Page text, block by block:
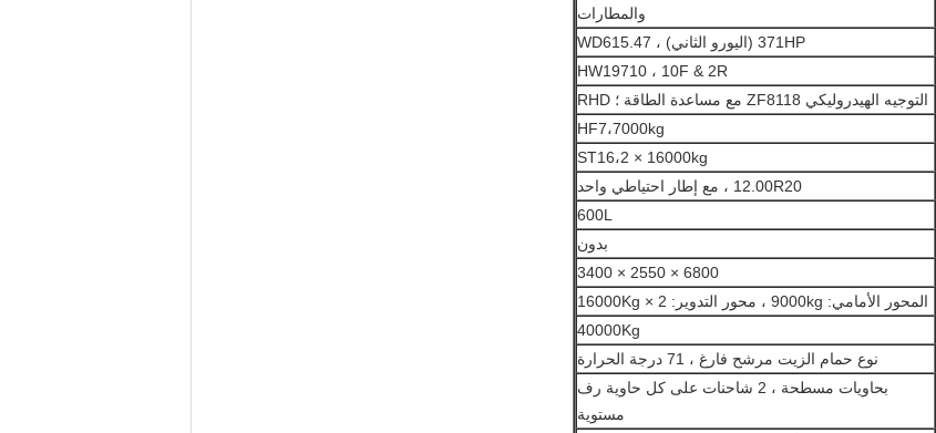
والمطارات
371HP (اليورو الثاني) ، WD615.47
HW19710 ، 10F & 2R
التوجيه الهيدروليكي ZF8118 مع مساعدة الطاقة ؛ RHD
HF7،7000kg
ST16،2 × 16000kg
12.00R20 ، مع إطار احتياطي واحد
600L
بدون
6800 × 2550 × 3400
المحور الأمامي: 9000kg ، محور التدوير: 16000Kg × 2
40000Kg
نوع حمام الزيت مرشح فارغ ، 71 درجة الحرارة
بحاويات مسطحة ، 2 شاحنات على كل حاوية رف
مستوية